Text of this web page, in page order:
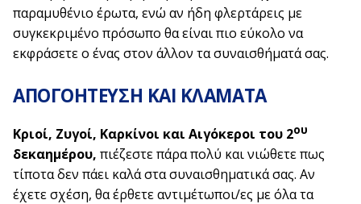
παραμυθένιο έρωτα, ενώ αν ήδη φλερτάρεις με
συγκεκριμένο πρόσωπο θα είναι πιο εύκολο να
εκφράσετε ο ένας στον άλλον τα συναισθήματά σας.
ΑΠΟΓΟΗΤΕΥΣΗ ΚΑΙ ΚΛΑΜΑΤΑ
Κριοί, Ζυγοί, Καρκίνοι και Αιγόκεροι του 2ου
δεκαημέρου, πιέζεστε πάρα πολύ και νιώθετε πως
τίποτα δεν πάει καλά στα συναισθηματικά σας. Αν
έχετε σχέση, θα έρθετε αντιμέτωποι/ες με όλα τα